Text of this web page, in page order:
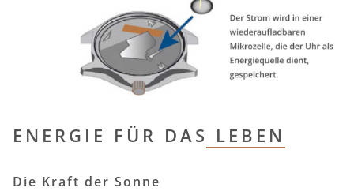
ENERGIE FÜR DAS LEBEN
Die Kraft der Sonne